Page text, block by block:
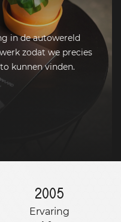
in de autowereld
zodat we precies
kunnen vinden.
2005
Ervaring